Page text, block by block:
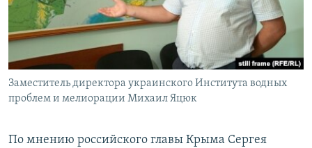
Заместитель директора украинского Института водных
проблем и мелиорации Михаил Яцюк
По мнению российского главы Крыма Сергея